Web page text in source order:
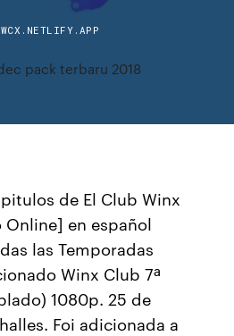
pack terbaru 2018
de El Club Winx
en español
las Temporadas
Winx Club 7ª
1080p. 25 de
Foi adicionada a